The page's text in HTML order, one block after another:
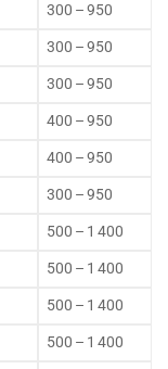
300 – 950
300 – 950
300 – 950
400 – 950
400 – 950
300 – 950
500 – 1 400
500 – 1 400
500 – 1 400
500 – 1 400